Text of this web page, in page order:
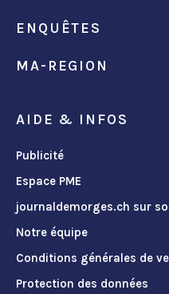
ENQUÊTES
MA-REGION
AIDE & INFOS
Publicité
Espace PME
journaldemorges.ch sur
Notre équipe
Conditions générales de
Protection des données